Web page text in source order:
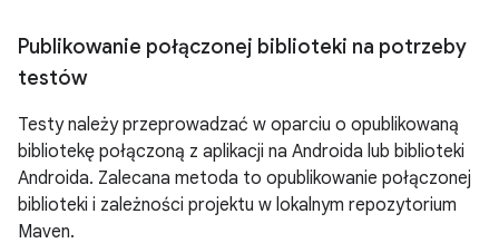
Publikowanie połączonej biblioteki na potrzeby
testów
Testy należy przeprowadzać w oparciu o opublikowaną
bibliotekę połączoną z aplikacji na Androida lub biblioteki
Androida. Zalecana metoda to opublikowanie połączonej
biblioteki i zależności projektu w lokalnym repozytorium
Maven.